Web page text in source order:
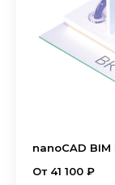
nanoCAD BIM
От 41 100 ₽